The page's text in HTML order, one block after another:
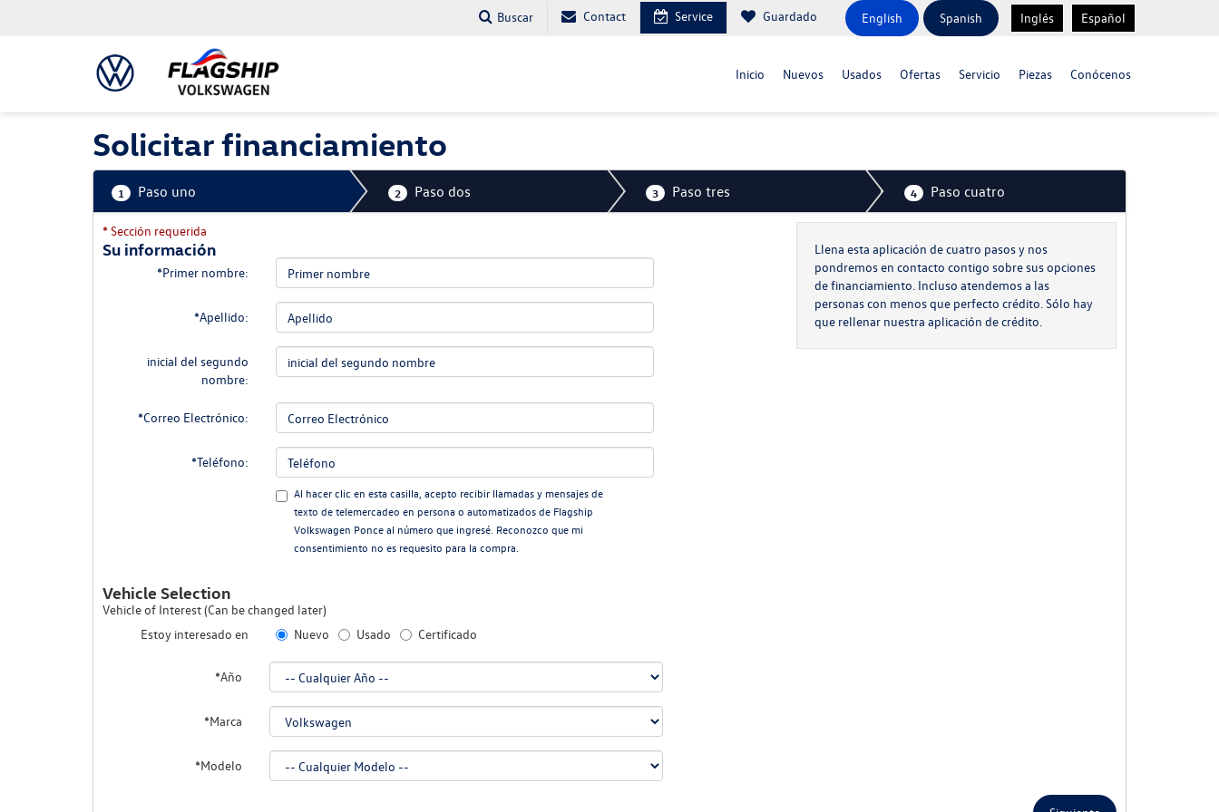
Buscar Contact Service Guardado English Spanish Inglés Español
Inicio Nuevos Usados Ofertas Servicio Piezas Conócenos
Solicitar financiamiento
1 Paso uno 2 Paso dos 3 Paso tres 4 Paso cuatro
Llena esta aplicación de cuatro pasos y nos
pondremos en contacto contigo sobre sus opciones
de financiamiento. Incluso atendemos a las
personas con menos que perfecto crédito. Sólo hay
que rellenar nuestra aplicación de crédito.
* Sección requerida
Su información
*Primer nombre:
*Apellido:
inicial del segundo
nombre:
*Correo Electrónico:
*Teléfono:
Al hacer clic en esta casilla, acepto recibir llamadas y mensajes de
texto de telemercadeo en persona o automatizados de Flagship
Volkswagen Ponce al número que ingresé. Reconozco que mi
consentimiento no es requesito para la compra.
Vehicle Selection
Vehicle of Interest (Can be changed later)
Estoy interesado en
Nuevo Usado Certificado
*Año
*Marca
*Modelo